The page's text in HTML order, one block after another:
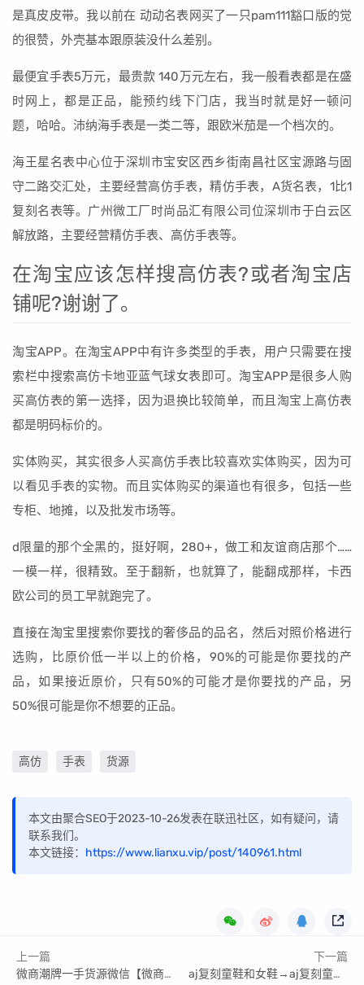
是真皮皮带。我以前在 动动名表网买了一只pam111豁口版的觉
的很赞，外壳基本跟原装没什么差别。
最便宜手表5万元，最贵款 140万元左右，我一般看表都是在盛
时网上，都是正品，能预约线下门店，我当时就是好一顿问
题，哈哈。沛纳海手表是一类二等，跟欧米茄是一个档次的。
海王星名表中心位于深圳市宝安区西乡街南昌社区宝源路与固
守二路交汇处，主要经营高仿手表，精仿手表，A货名表，1比1
复刻名表等。广州微工厂时尚品汇有限公司位深圳市于白云区
解放路，主要经营精仿手表、高仿手表等。
在淘宝应该怎样搜高仿表?或者淘宝店
铺呢?谢谢了。
淘宝APP。在淘宝APP中有许多类型的手表，用户只需要在搜
索栏中搜索高仿卡地亚蓝气球女表即可。淘宝APP是很多人购
买高仿表的第一选择，因为退换比较简单，而且淘宝上高仿表
都是明码标价的。
实体购买，其实很多人买高仿手表比较喜欢实体购买，因为可
以看见手表的实物。而且实体购买的渠道也有很多，包括一些
专柜、地摊，以及批发市场等。
d限量的那个全黑的，挺好啊，280+，做工和友谊商店那个……
一模一样，很精致。至于翻新，也就算了，能翻成那样，卡西
欧公司的员工早就跑完了。
直接在淘宝里搜索你要找的奢侈品的品名，然后对照价格进行
选购，比原价低一半以上的价格，90%的可能是你要找的产
品，如果接近原价，只有50%的可能才是你要找的产品，另
50%很可能是你不想要的正品。
高仿 手表 货源
本文由聚合SEO于2023-10-26发表在联迅社区，如有疑问，请
联系我们。
本文链接： https://www.lianxu.vip/post/140961.html
上一篇
微商潮牌一手货源微信【微商潮牌一手货源】
下一篇
aj复刻童鞋和女鞋→aj复刻童鞋和女鞋区别